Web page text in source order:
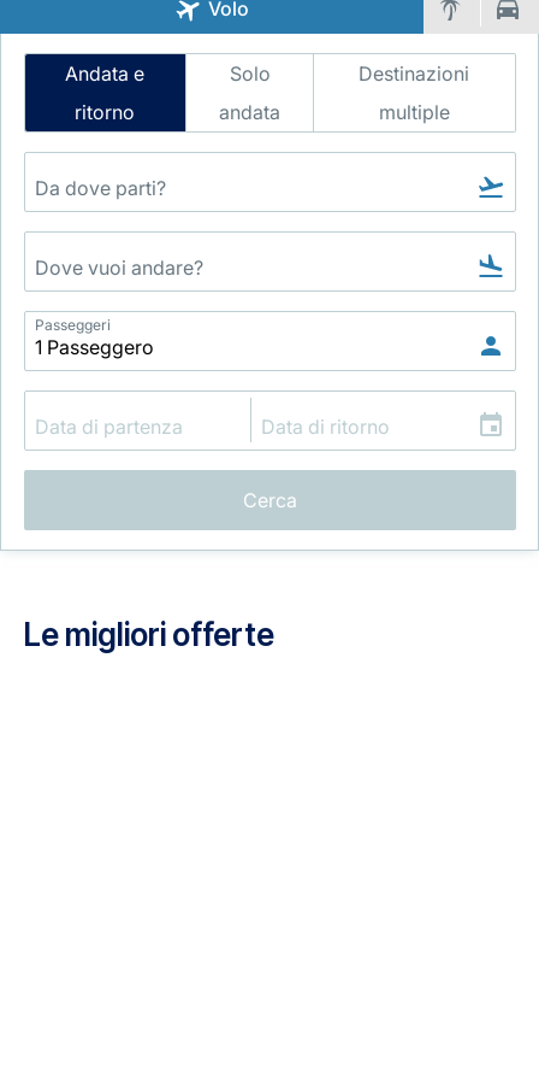
Gruppo Luxair
Opportunità di lavoro con Luxair
Volo
Intelligent
Search
Andata e
ritorno
Solo
andata
Destinazioni
multiple
Passeggeri
Cerca
Le migliori offerte